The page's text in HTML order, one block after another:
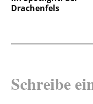
Drachenfels
Schreibe